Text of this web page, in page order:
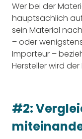
Wer bei der
hauptsächlich
sein Material
– oder
Importeur –
Hersteller wird
#2: